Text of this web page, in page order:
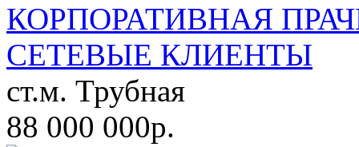
КОРПОРАТИВНАЯ
СЕТЕВЫЕ КЛИЕНТЫ
ст.м. Трубная
88 000 000р.